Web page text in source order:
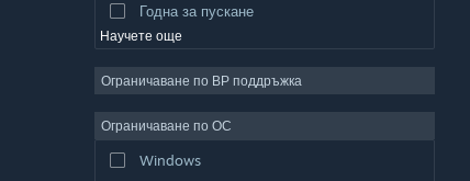
Годна за пускане
Научете още
Ограничаване по ВР поддръжка
Ограничаване по ОС
Windows